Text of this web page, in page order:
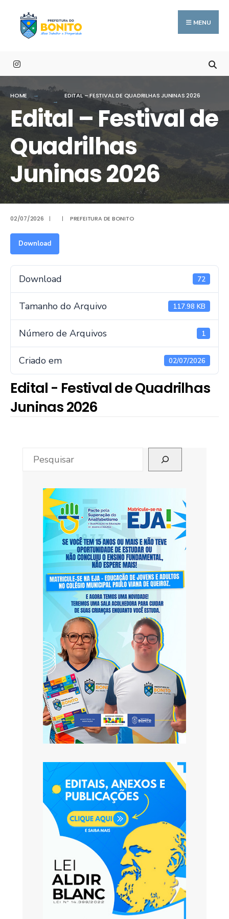
content
MENU
HOME EDITAL – FESTIVAL DE QUADRILHAS JUNINAS 2026
Edital – Festival de
Quadrilhas
Juninas 2026
02/07/2026 | | PREFEITURA DE BONITO
Download
Download 72
Tamanho do Arquivo 117.98 KB
Número de Arquivos 1
Criado em 02/07/2026
Edital - Festival de Quadrilhas
Juninas 2026
Pesquisar
por: